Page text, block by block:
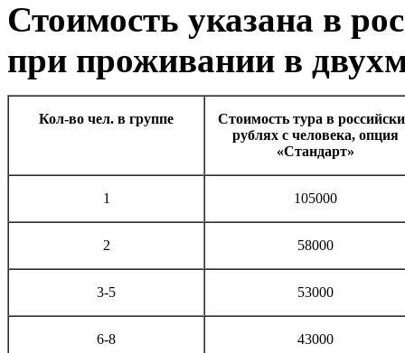
Стоимость указана в
при проживании в
Кол-во чел. в группе
Стоимость тура в
рублях с человека, опция
«Стандарт»
1 105000
2 58000
3-5 53000
6-8 43000